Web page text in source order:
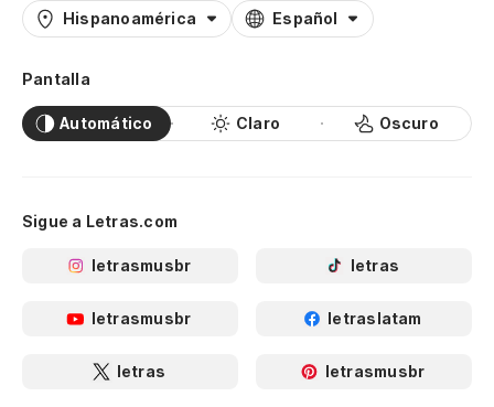
Hispanoamérica Español
Pantalla
Automático Claro Oscuro
Sigue a Letras.com
letrasmusbr letras
letrasmusbr letraslatam
letras letrasmusbr